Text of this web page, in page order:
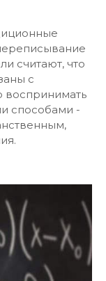
считают, что
с
воспринимать
способами -